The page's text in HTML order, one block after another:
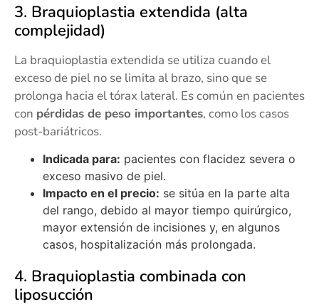
3. Braquioplastia extendida (alta
complejidad)
La braquioplastia extendida se utiliza cuando el
exceso de piel no se limita al brazo, sino que se
prolonga hacia el tórax lateral. Es común en pacientes
con pérdidas de peso importantes, como los casos
post-bariátricos.
Indicada para: pacientes con flacidez severa o
exceso masivo de piel.
Impacto en el precio: se sitúa en la parte alta
del rango, debido al mayor tiempo quirúrgico,
mayor extensión de incisiones y, en algunos
casos, hospitalización más prolongada.
4. Braquioplastia combinada con
liposucción